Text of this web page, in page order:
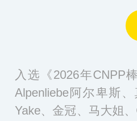
入选《2026年CNPP
Alpenliebe阿尔卑斯
Yake、金冠、马大姐